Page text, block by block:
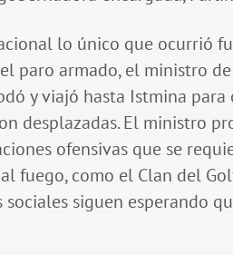
lo único que ocurrió
paro armado, el ministro
y viajó hasta Istmina
desplazadas. El ministro
ofensivas que se
fuego, como el Clan del
sociales siguen esperando